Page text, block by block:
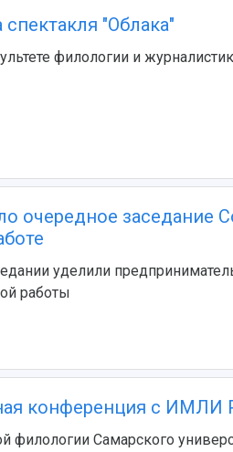
"Облака"
филологии и
очередное заседание
уделили
работы
конференция с ИМЛИ
филологии Самарского